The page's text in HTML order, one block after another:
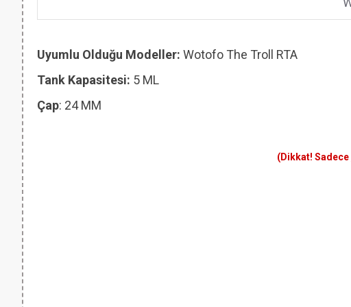
Uyumlu Olduğu Modeller: Wotofo The Troll RTA
Tank Kapasitesi: 5 ML
Çap: 24 MM
(Dikkat! Sadece